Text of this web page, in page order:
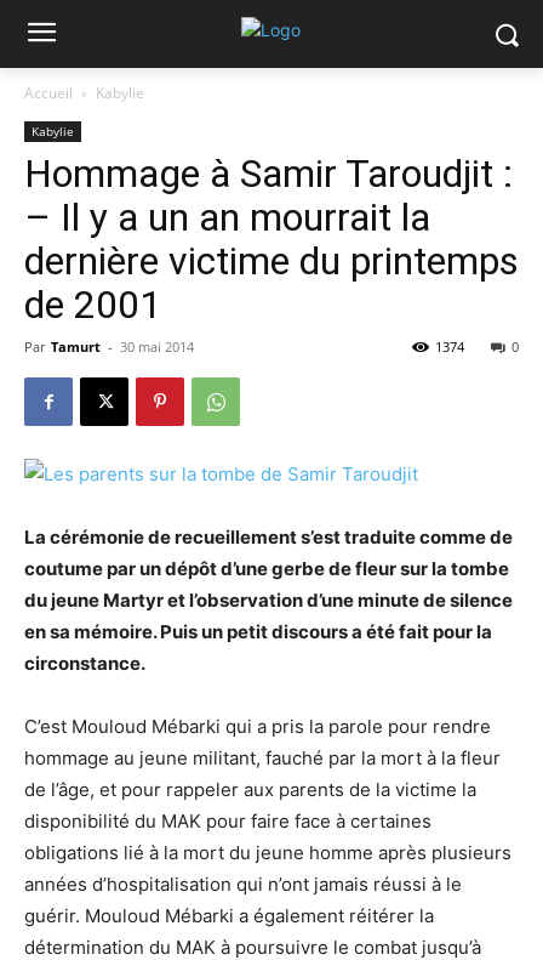
Accueil Kabylie
Kabylie
Hommage à Samir Taroudjit :
– Il y a un an mourrait la
dernière victime du printemps
de 2001
Par Tamurt - 30 mai 2014 0
1374
La cérémonie de recueillement s’est traduite comme de
coutume par un dépôt d’une gerbe de fleur sur la tombe
du jeune Martyr et l’observation d’une minute de silence
en sa mémoire. Puis un petit discours a été fait pour la
circonstance.
C’est Mouloud Mébarki qui a pris la parole pour rendre
hommage au jeune militant, fauché par la mort à la fleur
de l’âge, et pour rappeler aux parents de la victime la
disponibilité du MAK pour faire face à certaines
obligations lié à la mort du jeune homme après plusieurs
années d’hospitalisation qui n’ont jamais réussi à le
guérir. Mouloud Mébarki a également réitérer la
détermination du MAK à poursuivre le combat jusqu’à